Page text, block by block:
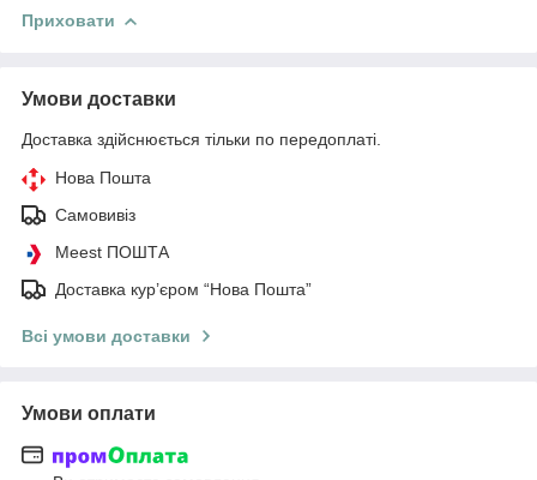
Приховати
Умови доставки
Доставка здійснюється тільки по передоплаті.
Нова Пошта
Самовивіз
Meest ПОШТА
Доставка кур’єром “Нова Пошта”
Всі умови доставки
Умови оплати